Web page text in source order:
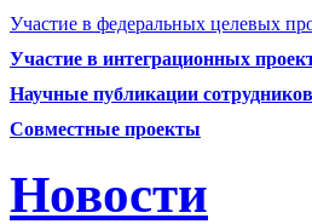
Участие в федеральных целевых
Участие в интеграционных
Научные публикации
Совместные проекты
Новости